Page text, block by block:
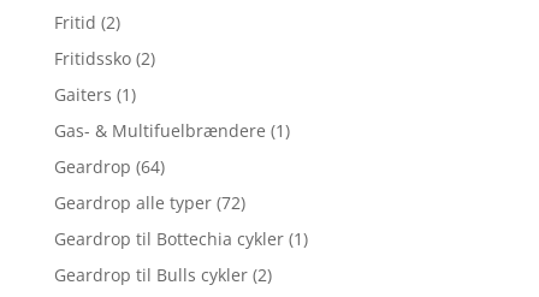
Fritid (2)
Fritidssko (2)
Gaiters (1)
Gas- & Multifuelbrændere (1)
Geardrop (64)
Geardrop alle typer (72)
Geardrop til Bottechia cykler (1)
Geardrop til Bulls cykler (2)